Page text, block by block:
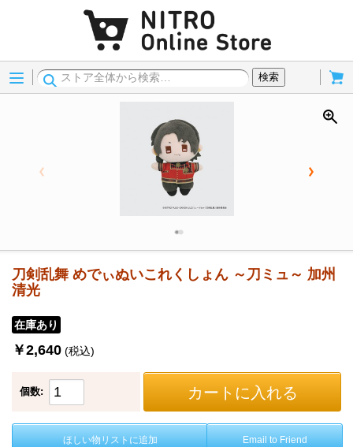
Menu
検索
刀剣乱舞 めでぃぬいこれくしょん ～刀ミュ～ 加州
清光
在庫あり
￥2,640 (税込)
個数: カートに入れる
ほしい物リストに追加 Email to Friend